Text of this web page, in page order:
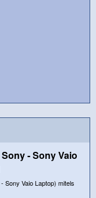
- Sony Vaio
Sony Vaio Laptop) mitels